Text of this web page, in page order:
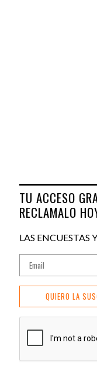
TU ACCESO
RECLAMALO
LAS ENCUESTAS
QUIERO LA